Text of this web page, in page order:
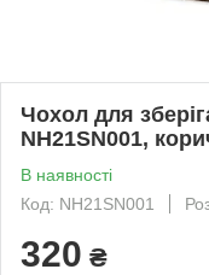
Чохол для
NH21SN001,
В наявності
Код: NH21SN001
320 ₴